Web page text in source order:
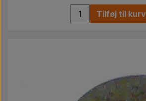
Tilføj til kurv